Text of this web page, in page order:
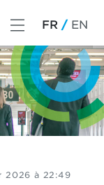
FR EN
2026 à 22:49